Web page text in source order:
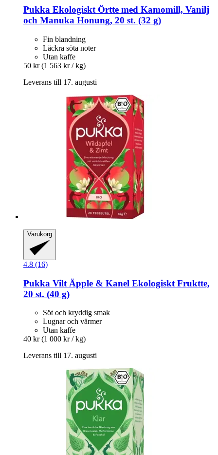
Pukka Ekologiskt Örtte med Kamomill, Vanilj
och Manuka Honung, 20 st. (32 g)
Fin blandning
Läckra söta noter
Utan kaffe
50 kr (1 563 kr / kg)
Leverans till 17. augusti
Varukorg
4.8 (16)
Pukka Vilt Äpple & Kanel Ekologiskt Fruktte,
20 st. (40 g)
Söt och kryddig smak
Lugnar och värmer
Utan kaffe
40 kr (1 000 kr / kg)
Leverans till 17. augusti